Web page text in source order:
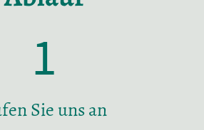
1
Sie uns an